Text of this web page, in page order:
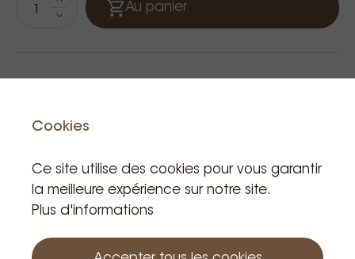
Au panier
Produits apparentés
Cookies
Ce site utilise des cookies pour vous garantir
la meilleure expérience sur notre site.
Plus d'informations